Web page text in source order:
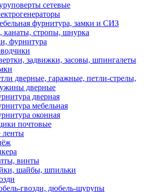
сетевые
фурнитура, замки и СИЗ
канаты, стропы, шнурка
фурнитура
задвижки, засовы, шпингалеты
дверные, гаражные, петли-стрелы,
дверные
дверная
мебельная
оконная
почтовые
ленты
винты
шайбы, шпильки
гвозди, дюбель-шурупы